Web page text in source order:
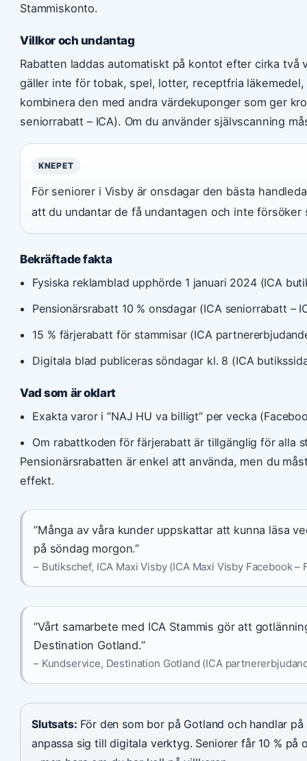
Stammiskonto.
Villkor och undantag
Rabatten laddas automatiskt på kontot efter cirka två
gäller inte för tobak, spel, lotter, receptfria
kombinera den med andra värdekuponger som ger
seniorrabatt – ICA). Om du använder självscanning
KNEPET
För seniorer i Visby är onsdagar den bästa
att du undantar de få undantagen och inte försöker
Bekräftade fakta
Fysiska reklamblad upphörde 1 januari 2024 (ICA
Pensionärsrabatt 10 % onsdagar (ICA seniorrabatt –
15 % färjerabatt för stammisar (ICA
Digitala blad publiceras söndagar kl. 8 (ICA
Vad som är oklart
Exakta varor i ”NAJ HU va billigt” per vecka
Om rabattkoden för färjerabatt är tillgänglig för alla
Pensionärsrabatten är enkel att använda, men du
effekt.
”Många av våra kunder uppskattar att kunna läsa
på söndag morgon.”
– Butikschef, ICA Maxi Visby (ICA Maxi Visby Facebook –
”Vårt samarbete med ICA Stammis gör att
Destination Gotland.”
– Kundservice, Destination Gotland (ICA
Slutsats: För den som bor på Gotland och handlar
anpassa sig till digitala verktyg. Seniorer får 10 % på